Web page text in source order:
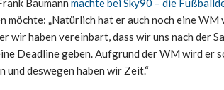
Baumann machte bei Sky90 – die
möchte: „Natürlich hat er auch noch eine
wir haben vereinbart, dass wir uns nach der
Deadline geben. Aufgrund der WM wird er
und deswegen haben wir Zeit.“